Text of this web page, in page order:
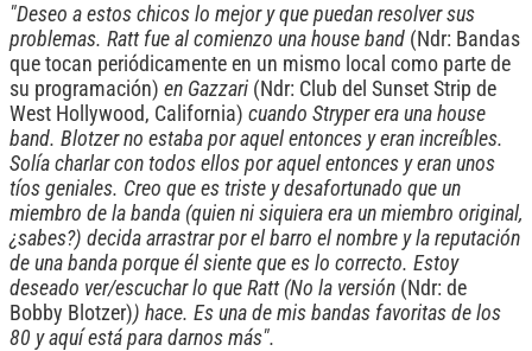
"Deseo a estos chicos lo mejor y que puedan resolver sus
problemas. Ratt fue al comienzo una house band (Ndr: Bandas
que tocan periódicamente en un mismo local como parte de
su programación) en Gazzari (Ndr: Club del Sunset Strip de
West Hollywood, California) cuando Stryper era una house
band. Blotzer no estaba por aquel entonces y eran increíbles.
Solía charlar con todos ellos por aquel entonces y eran unos
tíos geniales. Creo que es triste y desafortunado que un
miembro de la banda (quien ni siquiera era un miembro original,
¿sabes?) decida arrastrar por el barro el nombre y la reputación
de una banda porque él siente que es lo correcto. Estoy
deseado ver/escuchar lo que Ratt (No la versión (Ndr: de
Bobby Blotzer)) hace. Es una de mis bandas favoritas de los
80 y aquí está para darnos más".